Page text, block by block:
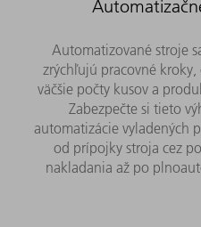
Automatizované stroje
zrýchľujú pracovné
väčšie počty kusov a
Zabezpečte si tieto
automatizácie vyladených
od prípojky stroja cez
nakladania až po